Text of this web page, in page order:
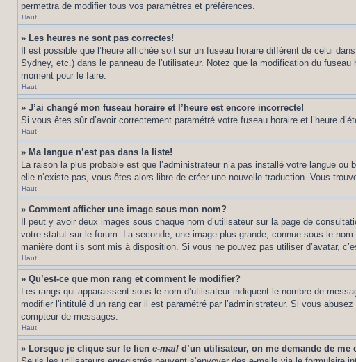
permettra de modifier tous vos paramètres et préférences.
Haut
» Les heures ne sont pas correctes!
Il est possible que l’heure affichée soit sur un fuseau horaire différent de celui
Sydney, etc.) dans le panneau de l’utilisateur. Notez que la modification du
moment pour le faire.
Haut
» J’ai changé mon fuseau horaire et l’heure est encore incorrecte!
Si vous êtes sûr d’avoir correctement paramétré votre fuseau horaire et l’heure
Haut
» Ma langue n’est pas dans la liste!
La raison la plus probable est que l’administrateur n’a pas installé votre langue
elle n’existe pas, vous êtes alors libre de créer une nouvelle traduction. Vous
Haut
» Comment afficher une image sous mon nom?
Il peut y avoir deux images sous chaque nom d’utilisateur sur la page de
votre statut sur le forum. La seconde, une image plus grande, connue sous le
manière dont ils sont mis à disposition. Si vous ne pouvez pas utiliser d’avatar,
Haut
» Qu’est-ce que mon rang et comment le modifier?
Les rangs qui apparaissent sous le nom d’utilisateur indiquent le nombre de
modifier l’intitulé d’un rang car il est paramétré par l’administrateur. Si vous
compteur de messages.
Haut
» Lorsque je clique sur le lien e-mail d’un utilisateur, on me demande de me